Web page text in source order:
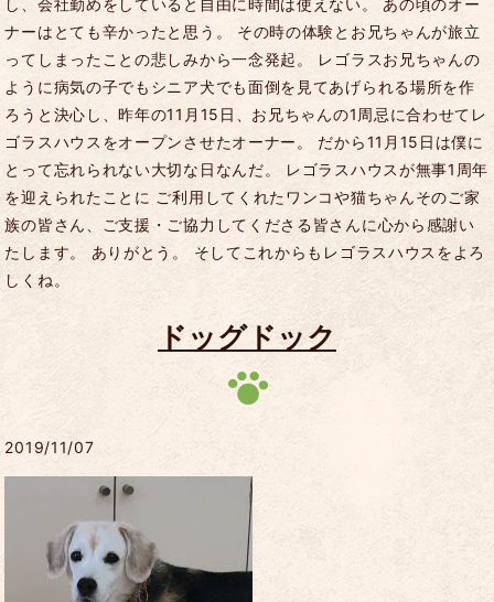
ナーはとても辛かったと思う。 その時の体験とお兄ちゃんが旅立
ってしまったことの悲しみから一念発起。 レゴラスお兄ちゃんの
ように病気の子でもシニア犬でも面倒を見てあげられる場所を作
ろうと決心し、昨年の11月15日、お兄ちゃんの1周忌に合わせてレ
ゴラスハウスをオープンさせたオーナー。 だから11月15日は僕に
とって忘れられない大切な日なんだ。 レゴラスハウスが無事1周年
を迎えられたことに ご利用してくれたワンコや猫ちゃんそのご家
族の皆さん、ご支援・ご協力してくださる皆さんに心から感謝い
たします。 ありがとう。 そしてこれからもレゴラスハウスをよろ
しくね。
ドッグドック
2019/11/07